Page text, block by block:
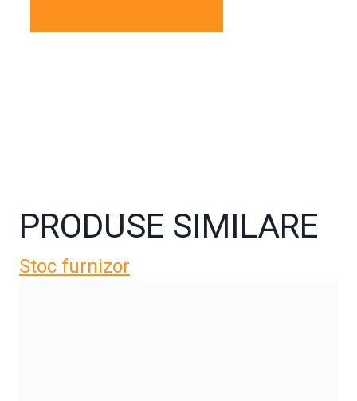
PRODUSE SIMILARE
Stoc furnizor